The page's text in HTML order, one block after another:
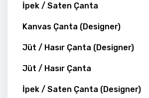
İpek / Saten Çanta
Kanvas Çanta (Designer)
Jüt / Hasır Çanta (Designer)
Jüt / Hasır Çanta
İpek / Saten Çanta (Designer)